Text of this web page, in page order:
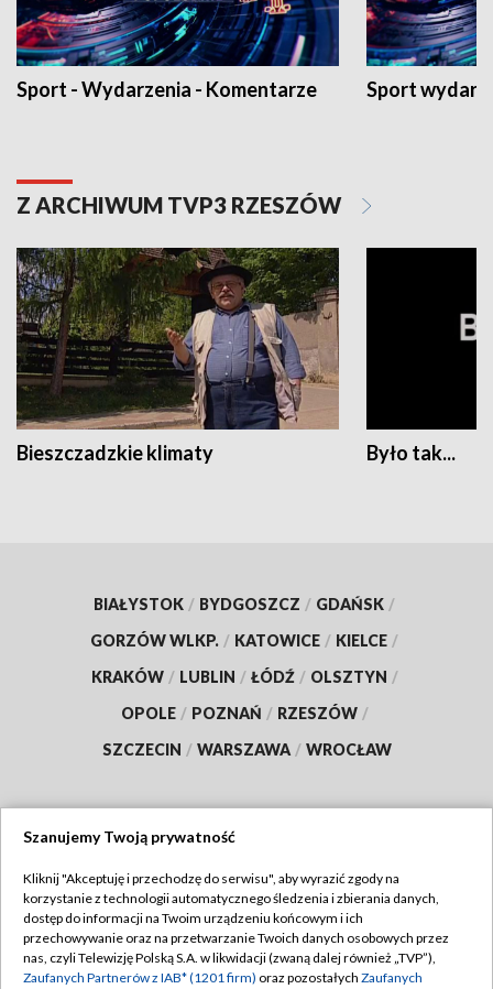
Sport - Wydarzenia - Komentarze Sport
Z ARCHIWUM TVP3 RZESZÓW
Bieszczadzkie klimaty Było tak...
BIAŁYSTOK / BYDGOSZCZ / GDAŃSK /
GORZÓW WLKP. / KATOWICE / KIELCE /
KRAKÓW / LUBLIN / ŁÓDŹ / OLSZTYN /
OPOLE / POZNAŃ / RZESZÓW /
SZCZECIN / WARSZAWA / WROCŁAW
TVP
Abonament TVP
Emisja w TVP
Regulamin TVP
Polityka prywatności
Szanujemy Twoją prywatność
Kliknij "Akceptuję i przechodzę do serwisu", aby wyrazić zgody na
korzystanie z technologii automatycznego śledzenia i zbierania danych,
dostęp do informacji na Twoim urządzeniu końcowym i ich
przechowywanie oraz na przetwarzanie Twoich danych osobowych przez
nas, czyli Telewizję Polską S.A. w likwidacji (zwaną dalej również „TVP”),
Zaufanych Partnerów z IAB* (1201 firm) oraz pozostałych Zaufanych